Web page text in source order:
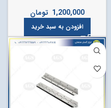
1,200,000 تومان
افزودن به سبد خرید